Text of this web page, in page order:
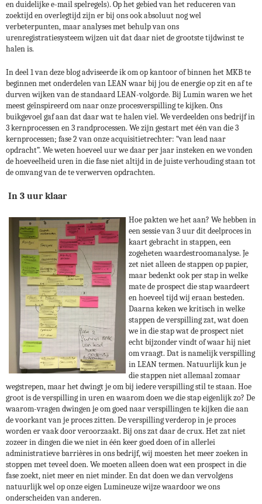
en duidelijke e-mail spelregels). Op het gebied van het reduceren van
zoektijd en overlegtijd zijn er bij ons ook absoluut nog wel
verbeterpunten, maar analyses met behulp van ons
urenregistratiesysteem wijzen uit dat daar niet de grootste tijdwinst te
halen is.
In deel 1 van deze blog adviseerde ik om op kantoor of binnen het MKB te
beginnen met onderdelen van LEAN waar bij jou de energie op zit en af te
durven wijken van de standaard LEAN-volgorde. Bij Lumin waren we het
meest geïnspireerd om naar onze procesverspilling te kijken. Ons
buikgevoel gaf aan dat daar wat te halen viel. We verdeelden ons bedrijf in
3 kernprocessen en 3 randprocessen. We zijn gestart met één van die 3
kernprocessen; fase 2 van onze acquisitietrechter: “van lead naar
opdracht”. We weten hoeveel uur we daar per jaar insteken en we vonden
de hoeveelheid uren in die fase niet altijd in de juiste verhouding staan tot
de omvang van de te verwerven opdrachten.
In 3 uur klaar
Hoe pakten we het aan? We hebben in
een sessie van 3 uur dit deelproces in
kaart gebracht in stappen, een
zogeheten waardestroomanalyse. Je
zet niet alleen de stappen op papier,
maar bedenkt ook per stap in welke
mate de prospect die stap waardeert
en hoeveel tijd wij eraan besteden.
Daarna keken we kritisch in welke
stappen de verspilling zat, wat doen
we in die stap wat de prospect niet
echt bijzonder vindt of waar hij niet
om vraagt. Dat is namelijk verspilling
in LEAN termen. Natuurlijk kun je
die stappen niet allemaal zomaar
wegstrepen, maar het dwingt je om bij iedere verspilling stil te staan. Hoe
groot is de verspilling in uren en waarom doen we die stap eigenlijk zo? De
waarom-vragen dwingen je om goed naar verspillingen te kijken die aan
de voorkant van je proces zitten. De verspilling verderop in je proces
worden er vaak door veroorzaakt. Bij ons zat daar de crux. Het zat niet
zozeer in dingen die we niet in één keer goed doen of in allerlei
administratieve barrières in ons bedrijf, wij moesten het meer zoeken in
stoppen met teveel doen. We moeten alleen doen wat een prospect in die
fase zoekt, niet meer en niet minder. En dat doen we dan vervolgens
natuurlijk wel op onze eigen Lumineuze wijze waardoor we ons
onderscheiden van anderen.